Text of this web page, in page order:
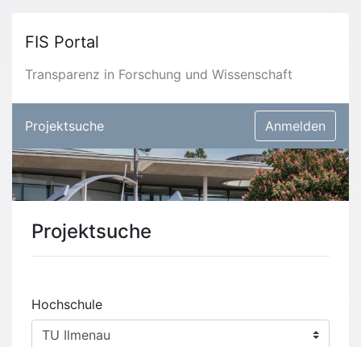
FIS Portal
Transparenz in Forschung und Wissenschaft
Projektsuche Anmelden
Projektsuche
Hochschule